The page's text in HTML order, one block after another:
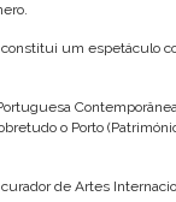
um espetáculo
o Porto
de Artes